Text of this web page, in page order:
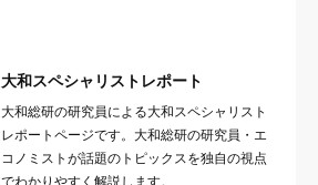
大和スペシャリストレポート
大和総研の研究員による大和スペシャリスト
レポートページです。大和総研の研究員・エ
コノミストが話題のトピックスを独自の視点
でわかりやすく解説します。